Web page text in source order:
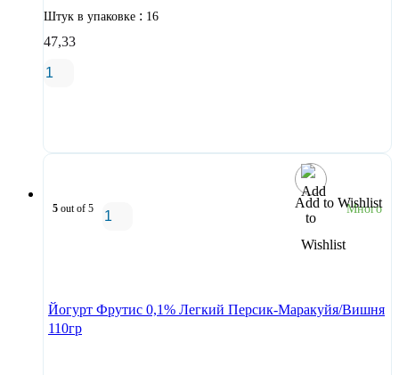
Штук в упаковке : 16
47,33
Add to Wishlist
5 out of 5 Много
Йогурт Фрутис 0,1% Легкий Персик-Маракуйя/Вишня
110гр